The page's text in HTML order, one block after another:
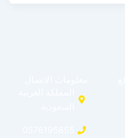
السعودية
0576195855